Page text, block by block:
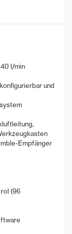
l/min
und
Empfänger
(96